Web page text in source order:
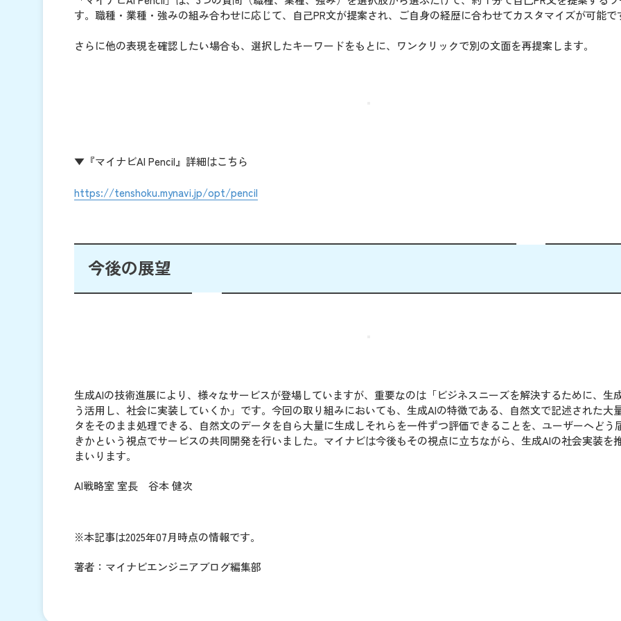
す。職種・業種・強みの組み合わせに応じて、自己PR文が提案され、ご自身の経歴に合わせてカスタマイズが可能で
さらに他の表現を確認したい場合も、選択したキーワードをもとに、ワンクリックで別の文面を再提案します。
▼『マイナビAI Pencil』詳細はこちら
https://tenshoku.mynavi.jp/opt/pencil
今後の展望
生成AIの技術進展により、様々なサービスが登場していますが、重要なのは「ビジネスニーズを解決するために、生
う活用し、社会に実装していくか」です。今回の取り組みにおいても、生成AIの特徴である、自然文で記述された大
タをそのまま処理できる、自然文のデータを自ら大量に生成しそれらを一件ずつ評価できることを、ユーザーへどう
きかという視点でサービスの共同開発を行いました。マイナビは今後もその視点に立ちながら、生成AIの社会実装を
まいります。
AI戦略室 室長 谷本 健次
※本記事は2025年07月時点の情報です。
著者：マイナビエンジニアブログ編集部